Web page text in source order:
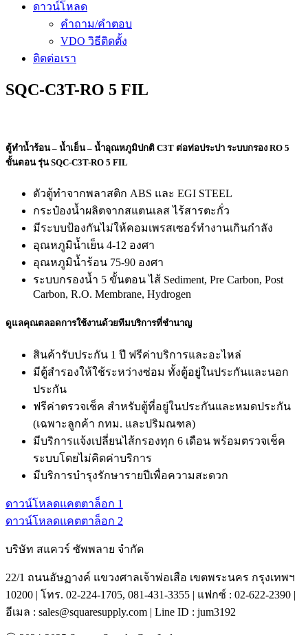
ดาวน์โหลด
คำถาม/คำตอบ
VDO วิธีติดตั้ง
ติดต่อเรา
SQC-C3T-RO 5 FIL
ตู้ทำน้ำร้อน – น้ำเย็น – น้ำอุณหภูมิปกติ C3T ต่อท่อประปา ระบบกรอง RO 5
ขั้นตอน รุ่น SQC-C3T-RO 5 FIL
ตัวตู้ทำจากพลาสติก ABS และ EGI STEEL
กระป๋องน้ำผลิตจากสแตนเลส ไร้สารตะกั่ว
มีระบบป้องกันไม่ให้คอมเพรสเซอร์ทำงานเกินกำลัง
อุณหภูมิน้ำเย็น 4-12 องศา
อุณหภูมิน้ำร้อน 75-90 องศา
ระบบกรองน้ำ 5 ขั้นตอน ไส้ Sediment, Pre Carbon, Post
Carbon, R.O. Membrane, Hydrogen
ดูแลคุณตลอดการใช้งานด้วยทีมบริการที่ชำนาญ
สินค้ารับประกัน 1 ปี ฟรีค่าบริการและอะไหล่
มีตู้สำรองให้ใช้ระหว่างซ่อม ทั้งตู้อยู่ในประกันและนอก
ประกัน
ฟรีค่าตรวจเช็ค สำหรับตู้ที่อยู่ในประกันและหมดประกัน
(เฉพาะลูกค้า กทม. และปริมณฑล)
มีบริการแจ้งเปลี่ยนไส้กรองทุก 6 เดือน พร้อมตรวจเช็ค
ระบบโดยไม่คิดค่าบริการ
มีบริการบำรุงรักษารายปีเพื่อความสะดวก
ดาวน์โหลดแคตตาล็อก 1
ดาวน์โหลดแคตตาล็อก 2
บริษัท สแควร์ ซัพพลาย จำกัด
22/1 ถนนอัษฏางค์ แขวงศาลเจ้าพ่อเสือ เขตพระนคร กรุงเทพฯ
10200 | โทร. 02-224-1705, 081-431-3355 | แฟกซ์ : 02-622-2390 |
อีเมล : sales@squaresupply.com | Line ID : jum3192